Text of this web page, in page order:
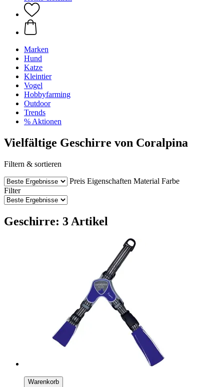
Marken
Hund
Katze
Kleintier
Vogel
Hobbyfarming
Outdoor
Trends
% Aktionen
Vielfältige Geschirre von Coralpina
Filtern & sortieren
Preis Eigenschaften Material Farbe
Filter
Geschirre: 3 Artikel
Warenkorb